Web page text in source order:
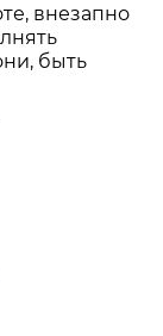
внезапно
быть